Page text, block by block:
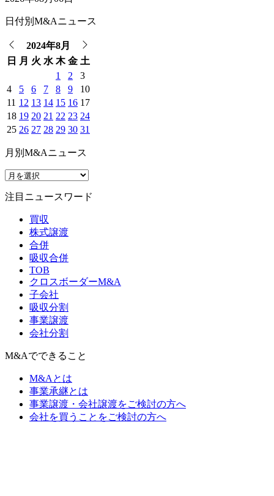
日付別M&Aニュース
2024年8月
日
月 火 水 木 金 土
1
2
3
4
5 6 7 8 9
10
11 12 13 14 15 16 17
18 19 20 21 22 23 24
25 26 27 28 29 30 31
月別M&Aニュース
注目ニュースワード
買収
株式譲渡
合併
吸収合併
TOB
クロスボーダーM&A
子会社
吸収分割
事業譲渡
会社分割
M&Aでできること
M&Aとは
事業承継とは
事業譲渡・会社譲渡をご検討の方へ
会社を買うことをご検討の方へ